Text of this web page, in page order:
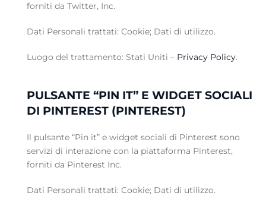
forniti da Twitter, Inc.
Dati Personali trattati: Cookie; Dati di utilizzo.
Luogo del trattamento: Stati Uniti – Privacy Policy.
PULSANTE “PIN IT” E WIDGET SOCIALI
DI PINTEREST (PINTEREST)
Il pulsante “Pin it” e widget sociali di Pinterest sono
servizi di interazione con la piattaforma Pinterest,
forniti da Pinterest Inc.
Dati Personali trattati: Cookie; Dati di utilizzo.